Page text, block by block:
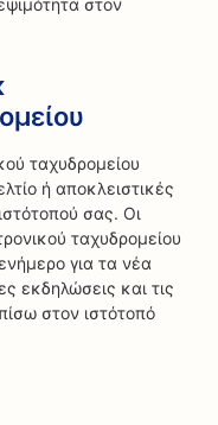
στον
ταχυδρομείου
ή αποκλειστικές
σας. Οι
ταχυδρομείου
για τα νέα
εκδηλώσεις και τις
στον ιστότοπό